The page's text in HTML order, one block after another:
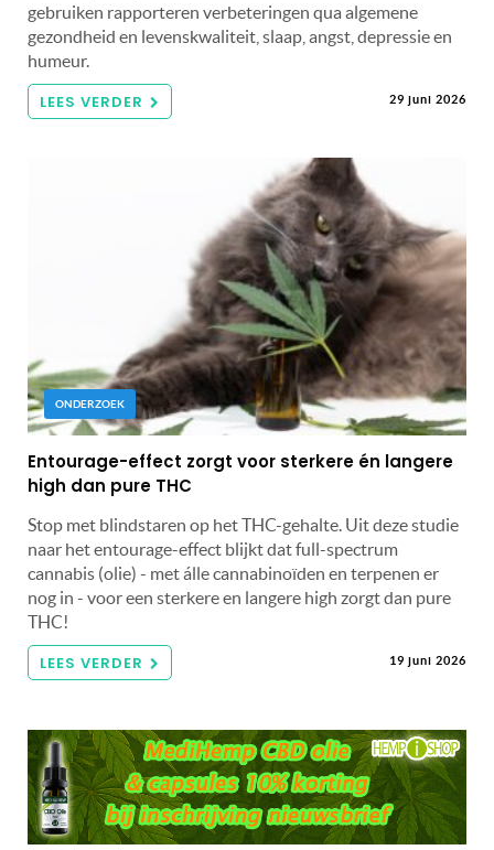
gebruiken rapporteren verbeteringen qua algemene
gezondheid en levenskwaliteit, slaap, angst, depressie en
humeur.
LEES VERDER 29 juni 2026
ONDERZOEK
Entourage-effect zorgt voor sterkere én langere
high dan pure THC
Stop met blindstaren op het THC-gehalte. Uit deze studie
naar het entourage-effect blijkt dat full-spectrum
cannabis (olie) - met álle cannabinoïden en terpenen er
nog in - voor een sterkere en langere high zorgt dan pure
THC!
LEES VERDER 19 juni 2026